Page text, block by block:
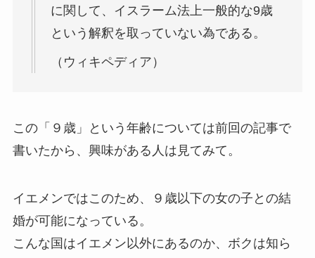
に関して、イスラーム法上一般的な9歳
という解釈を取っていない為である。
（ウィキペディア）
この「９歳」という年齢については前回の記事で
書いたから、興味がある人は見てみて。
イエメンではこのため、９歳以下の女の子との結
婚が可能になっている。
こんな国はイエメン以外にあるのか、ボクは知ら